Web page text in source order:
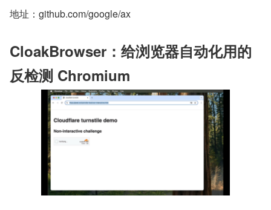
地址：github.com/google/ax
CloakBrowser：给浏览器自动化用的
反检测 Chromium